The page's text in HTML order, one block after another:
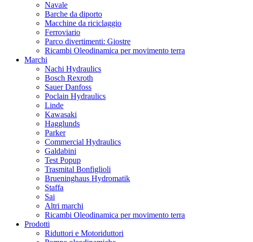
Navale
Barche da diporto
Macchine da riciclaggio
Ferroviario
Parco divertimenti: Giostre
Ricambi Oleodinamica per movimento terra
Marchi
Nachi Hydraulics
Bosch Rexroth
Sauer Danfoss
Poclain Hydraulics
Linde
Kawasaki
Hagglunds
Parker
Commercial Hydraulics
Galdabini
Test Popup
Trasmital Bonfiglioli
Brueninghaus Hydromatik
Staffa
Sai
Altri marchi
Ricambi Oleodinamica per movimento terra
Prodotti
Riduttori e Motoriduttori